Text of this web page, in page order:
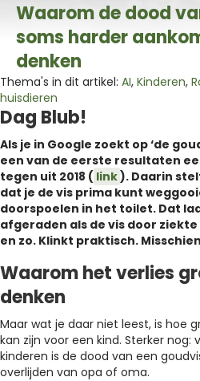
Waarom de dood
soms harder
denken
Thema's in dit artikel: AI, Kinderen,
huisdieren
Dag Blub!
Als je in Google zoekt op ‘de
een van de eerste resultaten
tegen uit 2018 ( link). Daarin
dat je de vis prima kunt
doorspoelen in het toilet. Dat
afgeraden als de vis door
en zo. Klinkt praktisch.
Waarom het verlies
denken
Maar wat je daar niet leest, is hoe
kan zijn voor een kind. Sterker nog:
kinderen is de dood van een
overlijden van opa of oma.